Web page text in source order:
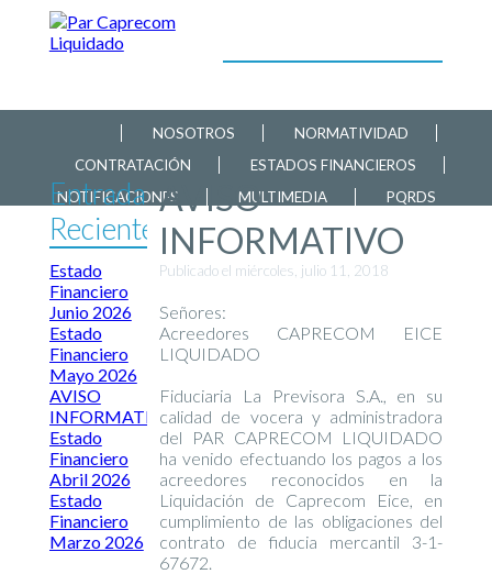
NOSOTROS
NORMATIVIDAD
CONTRATACIÓN
ESTADOS FINANCIEROS
NOTIFICACIONES
MULTIMEDIA PQRDS
Entradas
Recientes
Estado
Financiero
Junio 2026
Estado
Financiero
Mayo 2026
AVISO
INFORMATIVO
Estado
Financiero
Abril 2026
Estado
Financiero
Marzo 2026
AVISO
INFORMATIVO
Publicado el miércoles, julio 11, 2018
Señores:
Acreedores CAPRECOM EICE
LIQUIDADO
Fiduciaria La Previsora S.A., en su
calidad de vocera y administradora
del PAR CAPRECOM LIQUIDADO
ha venido efectuando los pagos a los
acreedores reconocidos en la
Liquidación de Caprecom Eice, en
cumplimiento de las obligaciones del
contrato de fiducia mercantil 3-1-
67672.